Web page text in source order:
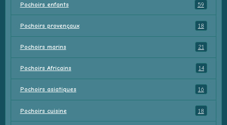
Pochoirs enfants 59
Pochoirs provençaux 18
Pochoirs marins 21
Pochoirs Africains 14
Pochoirs asiatiques 16
Pochoirs cuisine 18